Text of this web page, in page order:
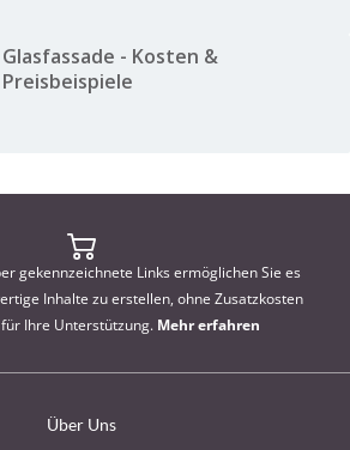
Glasfassade - Kosten &
Preisbeispiele
gekennzeichnete Links ermöglichen Sie es
Inhalte zu erstellen, ohne Zusatzkosten
Ihre Unterstützung. Mehr erfahren
Über Uns